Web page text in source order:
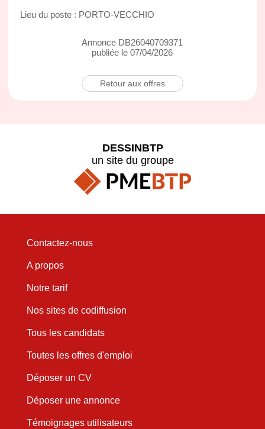
Lieu du poste : PORTO-VECCHIO
Annonce DB26040709371
publiée le 07/04/2026
Retour aux offres
DESSINBTP
un site du groupe
Contactez-nous
A propos
Notre tarif
Nos sites de codiffusion
Tous les candidats
Toutes les offres d'emploi
Déposer un CV
Déposer une annonce
Témoignages utilisateurs